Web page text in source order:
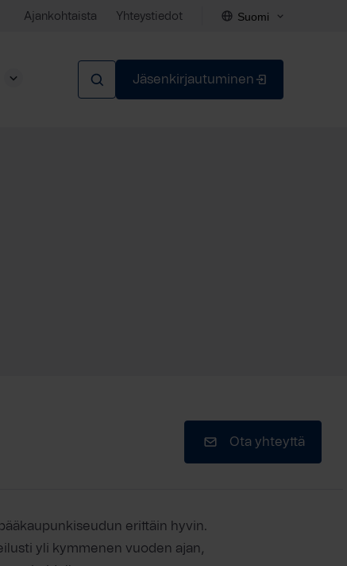
Ajankohtaista Yhteystiedot Suomi
Jäsenkirjautuminen
Ota yhteyttä
erittäin hyvin.
yli kymmenen vuoden ajan,